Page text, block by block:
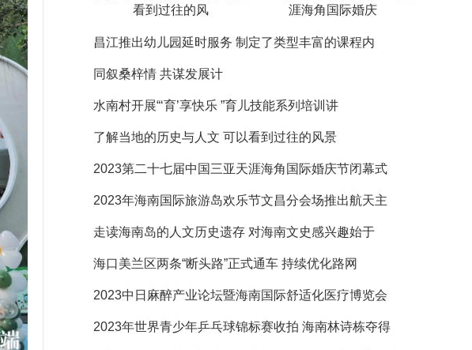
看到过往的风
涯海角国际婚庆
昌江推出幼儿园延时服务 制定了类型丰富的课程内
同叙桑梓情 共谋发展计
水南村开展“‘育’享快乐 ”育儿技能系列培训讲
了解当地的历史与人文 可以看到过往的风景
2023第二十七届中国三亚天涯海角国际婚庆节闭幕式
2023年海南国际旅游岛欢乐节文昌分会场推出航天主
走读海南岛的人文历史遗存 对海南文史感兴趣始于
海口美兰区两条“断头路”正式通车 持续优化路网
2023中日麻醉产业论坛暨海南国际舒适化医疗博览会
2023年世界青少年乒乓球锦标赛收拍 海南林诗栋夺得